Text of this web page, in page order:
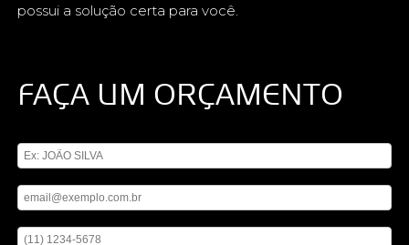
possui a solução certa para você.
FAÇA UM ORÇAMENTO